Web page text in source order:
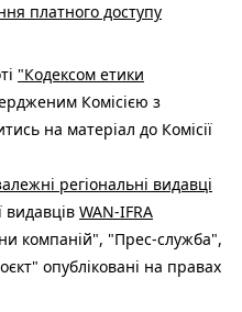
платного доступу
"Кодексом етики
Комісією з
на матеріал до Комісії
регіональні видавці
видавців WAN-IFRA
компаній", "Прес-служба",
опубліковані на правах